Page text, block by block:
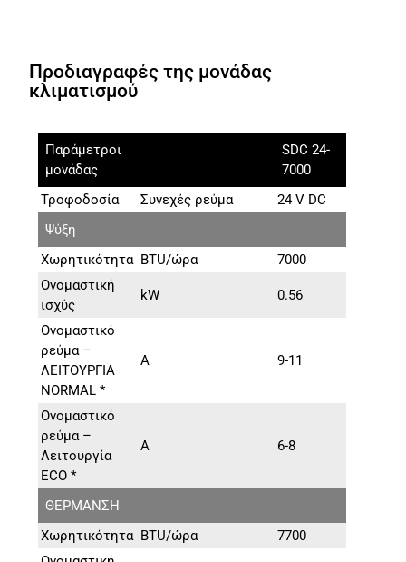
Προδιαγραφές της μονάδας
κλιματισμού
Παράμετροι
μονάδας
SDC 24-
7000
Τροφοδοσία
Συνεχές ρεύμα
24 V DC
Ψύξη
Χωρητικότητα BTU/ώρα
7000
Ονομαστική
ισχύς
kW 0.56
Ονομαστικό
ρεύμα –
ΛΕΙΤΟΥΡΓΙΑ
NORMAL *
A 9-11
Ονομαστικό
ρεύμα –
Λειτουργία
ECO *
A 6-8
ΘΕΡΜΑΝΣΗ
Χωρητικότητα BTU/ώρα
7700